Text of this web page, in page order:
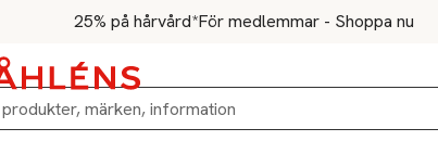
25% på hårvård*För medlemmar - Shoppa nu